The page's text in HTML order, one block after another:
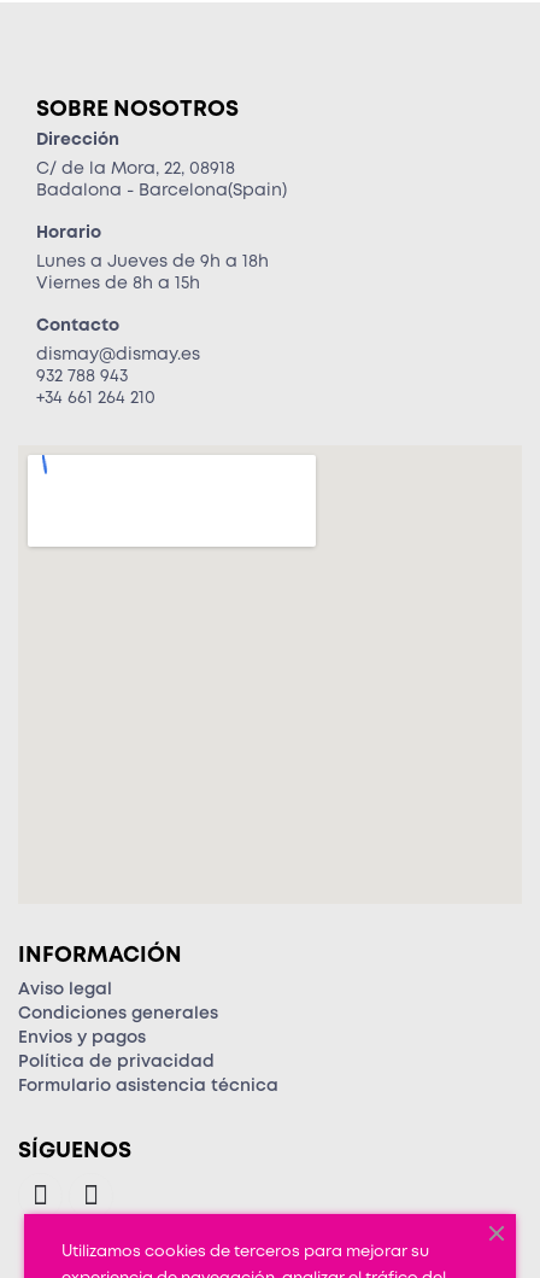
SOBRE NOSOTROS
Dirección
C/ de la Mora, 22, 08918
Badalona - Barcelona(Spain)
Horario
Lunes a Jueves de 9h a 18h
Viernes de 8h a 15h
Contacto
dismay@dismay.es
932 788 943
+34 661 264 210
INFORMACIÓN
Aviso legal
Condiciones generales
Envios y pagos
Política de privacidad
Formulario asistencia técnica
SÍGUENOS
Utilizamos cookies de terceros para mejorar su